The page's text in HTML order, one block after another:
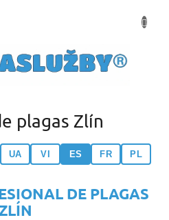
plagas Zlín
UA VI ES FR PL
DE PLAGAS